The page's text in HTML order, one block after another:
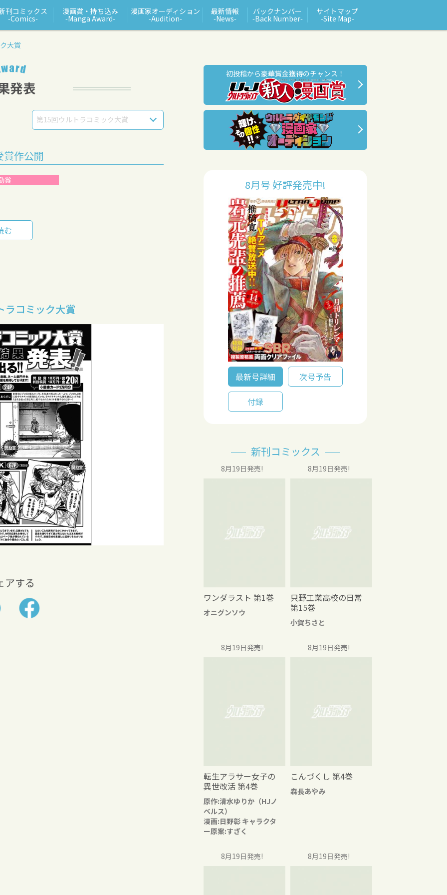
刊コミックス
‑Comics‑
漫画賞・持ち込み
‑Manga Award‑
漫画家オーディション
‑Audition‑
最新情報
‑News‑
バックナンバー
‑Back Number‑
サイトマップ
‑Site Map‑
大賞
第15回ウルトラコミック大賞
賞作公開
賞
む
ラコミック大賞
アする
初投稿から豪華賞金獲得のチャンス！
8月号 好評発売中!
最新号詳細 次号予告
付録
新刊コミックス
8月19日発売!
ワンダラスト 第1巻
オニグンソウ
8月19日発売!
只野工業高校の日常
第15巻
小賀ちさと
8月19日発売!
転生アラサー女子の
異世改活 第4巻
原作:清水ゆりか（HJノ
ベルス）
漫画:日野彰 キャラクタ
ー原案:すざく
8月19日発売!
こんづくし 第4巻
森長あやみ
8月19日発売! 8月19日発売!